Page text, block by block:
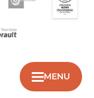
MENU